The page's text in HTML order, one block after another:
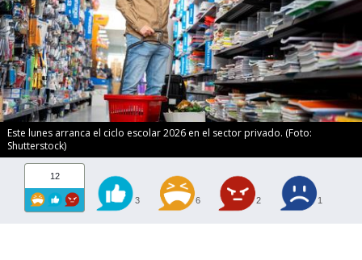
Este lunes arranca el ciclo escolar 2026 en el sector privado. (Foto:
Shutterstock)
12
3 6 2 1